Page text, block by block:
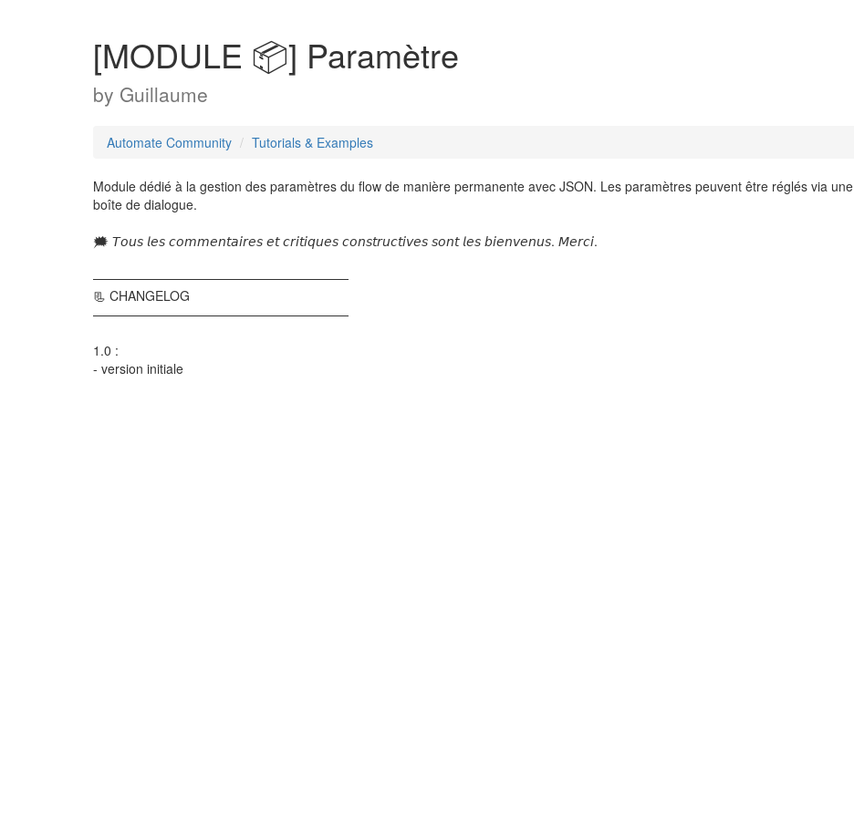
[MODULE 📦] Paramètre
by Guillaume
Automate Community Tutorials & Examples
Module dédié à la gestion des paramètres du flow de manière permanente avec JSON. Les paramètres peuvent être réglés via une
boîte de dialogue.
🗯️ 𝘛𝘰𝘶𝘴 𝘭𝘦𝘴 𝘤𝘰𝘮𝘮𝘦𝘯𝘵𝘢𝘪𝘳𝘦𝘴 𝘦𝘵 𝘤𝘳𝘪𝘵𝘪𝘲𝘶𝘦𝘴 𝘤𝘰𝘯𝘴𝘵𝘳𝘶𝘤𝘵𝘪𝘷𝘦𝘴 𝘴𝘰𝘯𝘵 𝘭𝘦𝘴 𝘣𝘪𝘦𝘯𝘷𝘦𝘯𝘶𝘴. 𝘔𝘦𝘳𝘤𝘪.
————————————————————
📃 CHANGELOG
————————————————————
1.0 :
- version initiale